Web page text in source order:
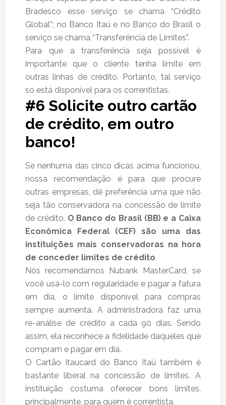
Bradesco esse serviço se chama “Crédito
Global”; no Banco Itaú e no Banco do Brasil o
serviço se chama “Transferência de Limites”.
Para que a transferência seja possível é
importante que o cliente tenha limite em
outras linhas de crédito. Portanto, tal serviço
só está disponível para os correntistas.
#6 Solicite outro cartão
de crédito, em outro
banco!
Se nenhuma das cinco dicas acima funcionou,
nossa recomendação é para que procure
outras empresas, dê preferência uma que não
seja tão conservadora na concessão de limite
de crédito. O Banco do Brasil (BB) e a Caixa
Econômica Federal (CEF) são uma das
instituições mais conservadoras na hora
de conceder limites de crédito.
Nós recomendamos Nubank MasterCard, se
você usá-lo com regularidade e pagar a fatura
em dia, o limite disponível para compras
sempre aumenta. A administradora faz uma
re-análise de crédito a cada 90 dias. Sendo
assim, ela reconhece a fidelidade daqueles que
compram e pagar em dia.
O Cartão Itaucard do Banco Itaú também é
bastante liberal na concessão de limites. A
instituição costuma oferecer bons limites,
principalmente, para quem é correntista.